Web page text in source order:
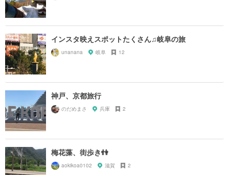
インスタ映えスポットたくさん♫岐阜の旅
unanana 岐阜 12
神戸、京都旅行
のだめまさ 兵庫 2
梅花藻、街歩き👫
aokikoa0102 滋賀 2